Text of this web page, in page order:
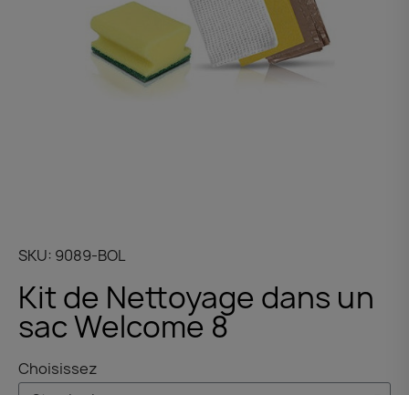
SKU 9089-BOL
Kit de Nettoyage dans un
sac Welcome 8
Choisissez